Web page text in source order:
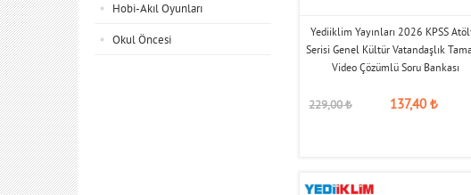
Hobi-Akıl Oyunları
Okul Öncesi
Yediiklim Yayınları 2026 KPSS
Serisi Genel Kültür Vatandaşlık
Video Çözümlü Soru Bankası
229,00₺ 137,40₺